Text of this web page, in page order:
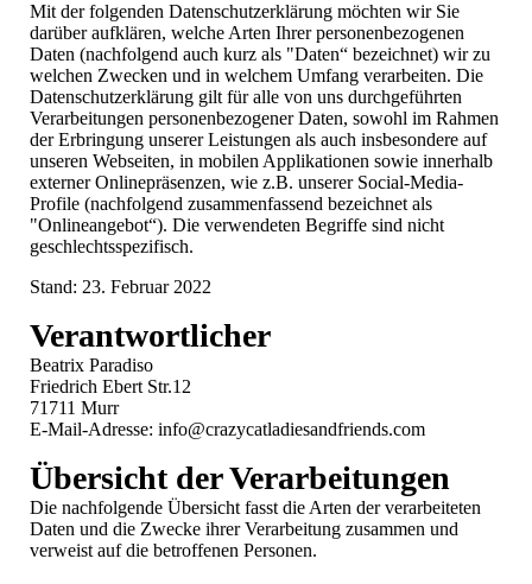
Mit der folgenden Datenschutzerklärung möchten wir Sie
darüber aufklären, welche Arten Ihrer personenbezogenen
Daten (nachfolgend auch kurz als "Daten“ bezeichnet) wir zu
welchen Zwecken und in welchem Umfang verarbeiten. Die
Datenschutzerklärung gilt für alle von uns durchgeführten
Verarbeitungen personenbezogener Daten, sowohl im Rahmen
der Erbringung unserer Leistungen als auch insbesondere auf
unseren Webseiten, in mobilen Applikationen sowie innerhalb
externer Onlinepräsenzen, wie z.B. unserer Social-Media-
Profile (nachfolgend zusammenfassend bezeichnet als
"Onlineangebot“). Die verwendeten Begriffe sind nicht
geschlechtsspezifisch.
Stand: 23. Februar 2022
Verantwortlicher
Beatrix Paradiso
Friedrich Ebert Str.12
71711 Murr
E-Mail-Adresse: info@crazycatladiesandfriends.com
Übersicht der Verarbeitungen
Die nachfolgende Übersicht fasst die Arten der verarbeiteten
Daten und die Zwecke ihrer Verarbeitung zusammen und
verweist auf die betroffenen Personen.